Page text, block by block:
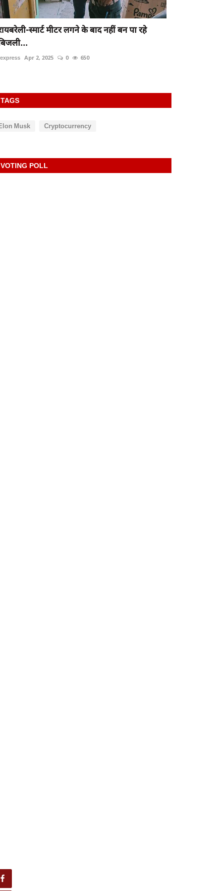
स्मार्ट मीटर लगने के बाद नहीं बन पा रहे
Apr 2, 2025 0 650
TAGS
Musk Cryptocurrency
VOTING POLL